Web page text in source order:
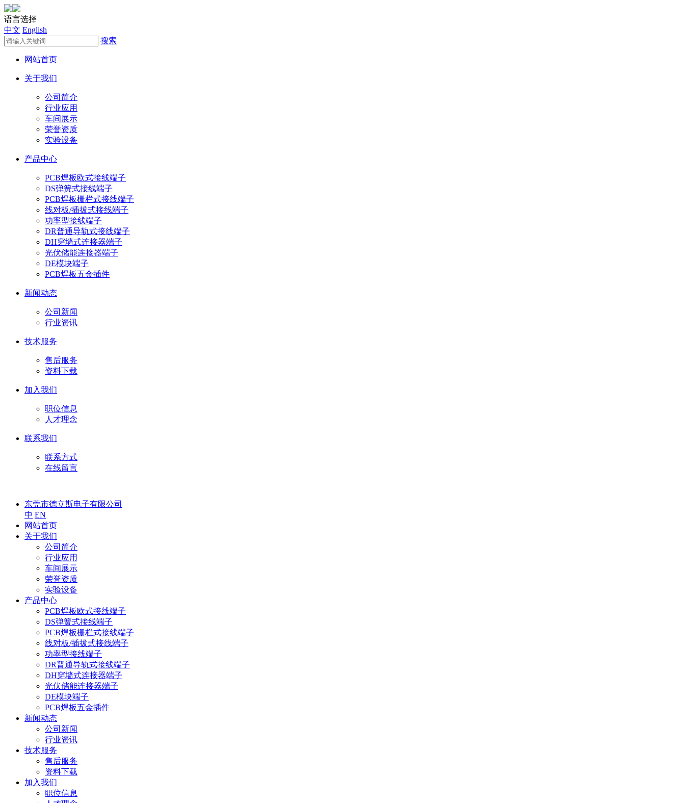
语言选择
中文 English
搜索
网站首页
关于我们
公司简介
行业应用
车间展示
荣誉资质
实验设备
产品中心
PCB焊板欧式接线端子
DS弹簧式接线端子
PCB焊板栅栏式接线端子
线对板/插拔式接线端子
功率型接线端子
DR普通导轨式接线端子
DH穿墙式连接器端子
光伏储能连接器端子
DE模块端子
PCB焊板五金插件
新闻动态
公司新闻
行业资讯
技术服务
售后服务
资料下载
加入我们
职位信息
人才理念
联系我们
联系方式
在线留言
东莞市德立斯电子有限公司
中 EN
网站首页
关于我们
公司简介
行业应用
车间展示
荣誉资质
实验设备
产品中心
PCB焊板欧式接线端子
DS弹簧式接线端子
PCB焊板栅栏式接线端子
线对板/插拔式接线端子
功率型接线端子
DR普通导轨式接线端子
DH穿墙式连接器端子
光伏储能连接器端子
DE模块端子
PCB焊板五金插件
新闻动态
公司新闻
行业资讯
技术服务
售后服务
资料下载
加入我们
职位信息